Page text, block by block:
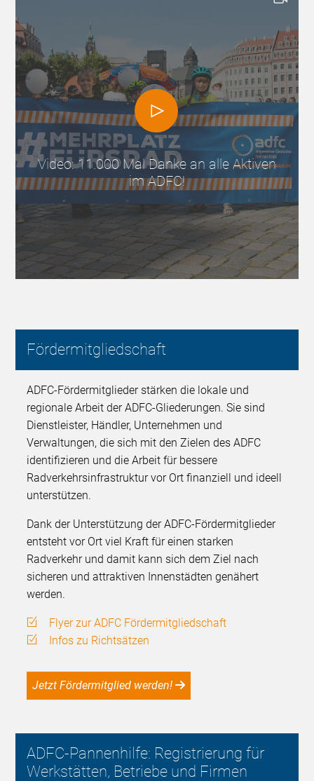
Video: 11.000 Mal Danke an alle Aktiven
im ADFC!
Fördermitgliedschaft
ADFC-Fördermitglieder stärken die lokale und
regionale Arbeit der ADFC-Gliederungen. Sie sind
Dienstleister, Händler, Unternehmen und
Verwaltungen, die sich mit den Zielen des ADFC
identifizieren und die Arbeit für bessere
Radverkehrsinfrastruktur vor Ort finanziell und ideell
unterstützen.
Dank der Unterstützung der ADFC-Fördermitglieder
entsteht vor Ort viel Kraft für einen starken
Radverkehr und damit kann sich dem Ziel nach
sicheren und attraktiven Innenstädten genähert
werden.
Flyer zur ADFC Fördermitgliedschaft
Infos zu Richtsätzen
Jetzt Fördermitglied werden!
ADFC-Pannenhilfe: Registrierung für
Werkstätten, Betriebe und Firmen